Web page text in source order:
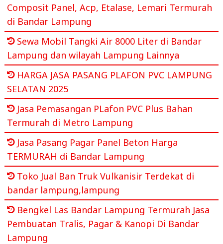
Composit Panel, Acp, Etalase, Lemari Termurah
di Bandar Lampung
Sewa Mobil Tangki Air 8000 Liter di Bandar
Lampung dan wilayah Lampung Lainnya
HARGA JASA PASANG PLAFON PVC LAMPUNG
SELATAN 2025
Jasa Pemasangan PLafon PVC Plus Bahan
Termurah di Metro Lampung
Jasa Pasang Pagar Panel Beton Harga
TERMURAH di Bandar Lampung
Toko Jual Ban Truk Vulkanisir Terdekat di
bandar lampung,lampung
Bengkel Las Bandar Lampung Termurah Jasa
Pembuatan Tralis, Pagar & Kanopi Di Bandar
Lampung